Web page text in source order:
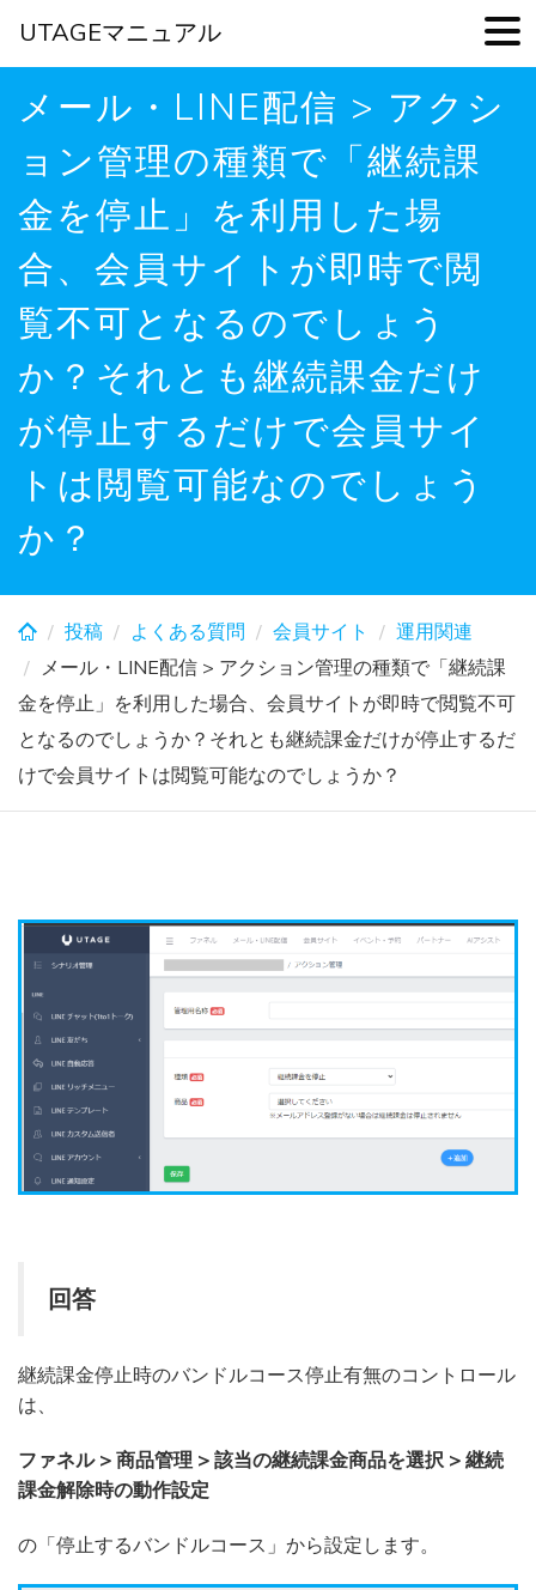
Skip
content
メール・LINE配信 > アクシ
ョン管理の種類で「継続課
金を停止」を利用した場
合、会員サイトが即時で閲
覧不可となるのでしょう
か？それとも継続課金だけ
が停止するだけで会員サイ
トは閲覧可能なのでしょう
か？
投稿 よくある質問 会員サイト
運用関連
メール・LINE配信 > アクション管理の種類で「継続課
金を停止」を利用した場合、会員サイトが即時で閲覧不可
となるのでしょうか？それとも継続課金だけが停止するだ
けで会員サイトは閲覧可能なのでしょうか？
回答
継続課金停止時のバンドルコース停止有無のコントロール
は、
ファネル > 商品管理 > 該当の継続課金商品を選択 > 継続
課金解除時の動作設定
の「停止するバンドルコース」から設定します。
UTAGEマニュアル